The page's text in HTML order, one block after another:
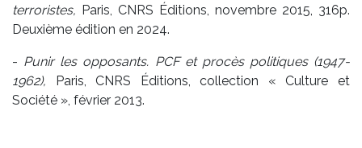
terroristes, Paris, CNRS Éditions, novembre 2015, 316p.
Deuxième édition en 2024.
- Punir les opposants. PCF et procès politiques (1947-
1962), Paris, CNRS Éditions, collection « Culture et
Société », février 2013.